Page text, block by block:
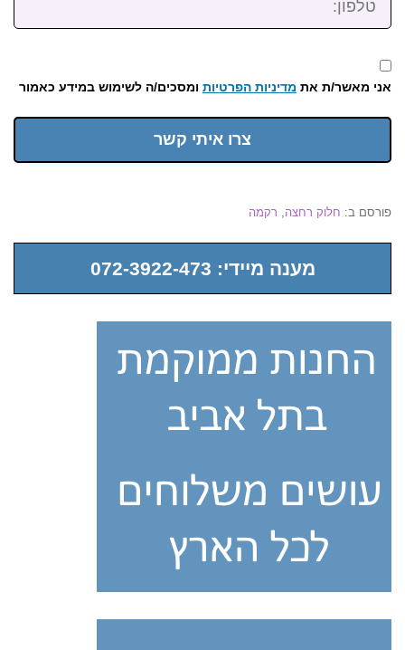
אני מאשר/ת את מדיניות הפרטיות ומסכים/ה לשימוש במידע כאמור
צרו איתי קשר
פורסם ב: חלוק רחצה רקמה
מענה מיידי: 072-3922-473